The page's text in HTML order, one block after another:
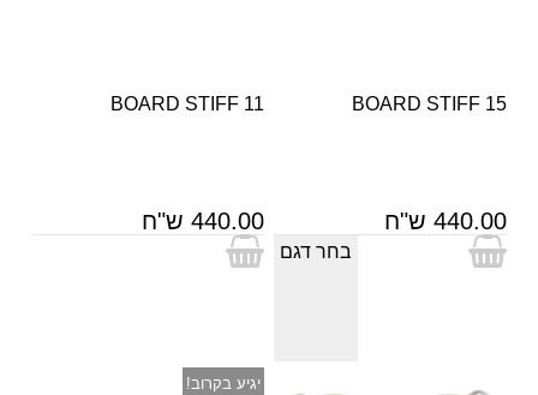
BOARD STIFF 15
440.00 ש"ח
בחר דגם
BOARD STIFF 11
440.00 ש"ח
יגיע בקרוב!